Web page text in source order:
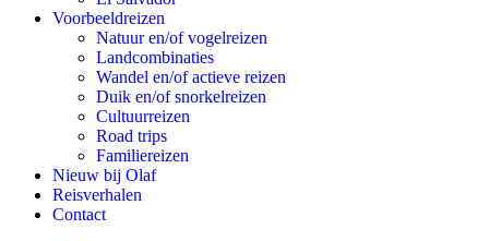
Voorbeeldreizen
Natuur en/of vogelreizen
Landcombinaties
Wandel en/of actieve reizen
Duik en/of snorkelreizen
Cultuurreizen
Road trips
Familiereizen
Nieuw bij Olaf
Reisverhalen
Contact